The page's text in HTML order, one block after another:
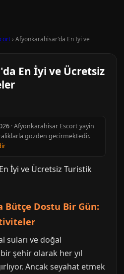
› Afyonkarahisar'da En İyi ve
En İyi ve Ücretsiz
· Afyonkarahisar Escort yayin
gozden gecirmektedir.
Bütçe Dostu Bir Gün:
suları ve doğal
şehir olarak her yıl
Ancak seyahat etmek